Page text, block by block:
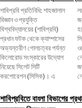
শাবিপ্রবি প্রতিনিধি: শাহজালাল
বিজ্ঞান ও প্রযুক্তি
বিশ্ববিদ্যালয়ের (শাবিপ্রবি)
প্রধান ফটক থেকে ক্যাম্পাসের
অভ্যন্তরীণ গোলচত্বর পর্যন্ত
কিলোরোড সংস্কারের উদ্যোগ
নিয়েছে সিলেট সিটি
করপোরেশন (সিসিক)। এ
লক্ষ্যে আরসিসি ঢালাই কাজের
জন্য টেন্ডার আহ্বান করা
হয়েছে। রবিবার (২ আগস্ট)
সিসিকের অফিসিয়াল
ওয়েবসাইটে এক ই-টেন্ডার
নোটিশের মাধ্যমে বিষয়টি
জানানো হয়। ই-টেন্ডার
শাবিপ্রবিতে বাংলা বিভাগের